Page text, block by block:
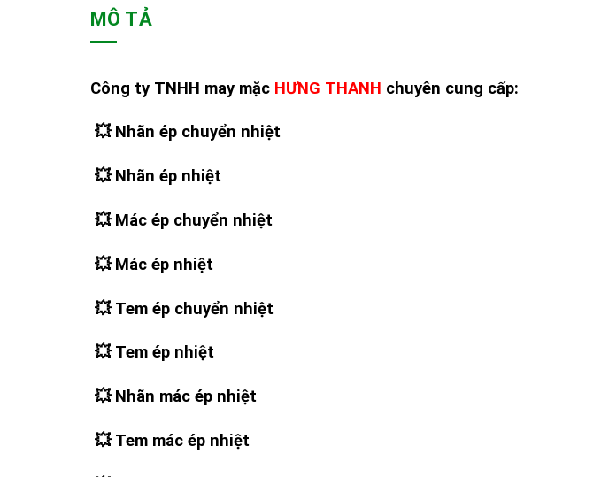
MÔ TẢ
Công ty TNHH may mặc HƯNG THANH chuyên cung cấp:
💥 Nhãn ép chuyển nhiệt
💥Nhãn ép nhiệt
💥Mác ép chuyển nhiệt
💥Mác ép nhiệt
💥Tem ép chuyển nhiệt
💥Tem ép nhiệt
💥Nhãn mác ép nhiệt
💥Tem mác ép nhiệt